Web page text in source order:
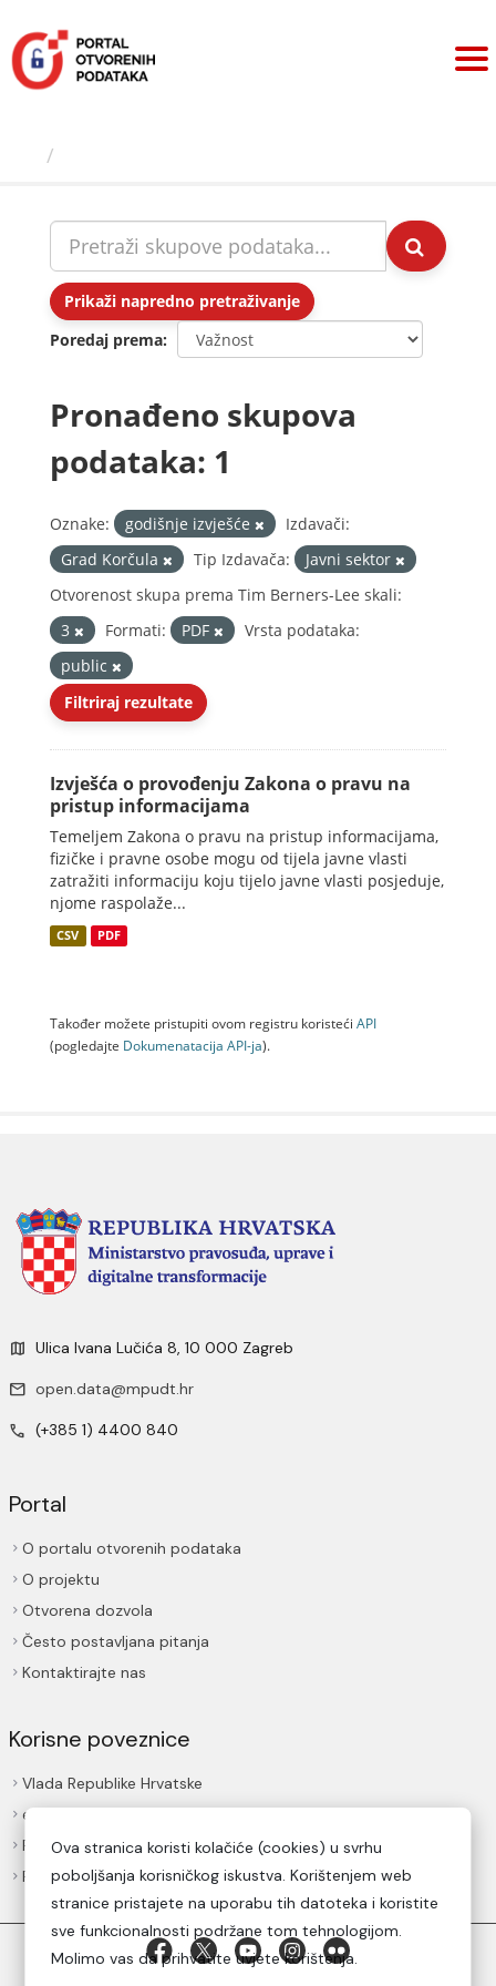
sadržaj
Prikaži napredno pretraživanje
Poredaj prema
Pronađeno skupova
podataka: 1
Oznake: godišnje izvješće
Izdavači:
Grad Korčula
Tip Izdavača:
Javni sektor
Otvorenost skupa prema Tim Berners-Lee skali:
3
Formati: PDF
Vrsta podataka:
public
Filtriraj rezultate
Izvješća o provođenju Zakona o pravu na
pristup informacijama
Temeljem Zakona o pravu na pristup informacijama,
fizičke i pravne osobe mogu od tijela javne vlasti
zatražiti informaciju koju tijelo javne vlasti posjeduje,
njome raspolaže...
CSV PDF
Također možete pristupiti ovom registru koristeći API
(pogledajte Dokumenаtаcijа API-jа).